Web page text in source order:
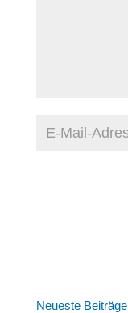
n
Neueste Beiträge